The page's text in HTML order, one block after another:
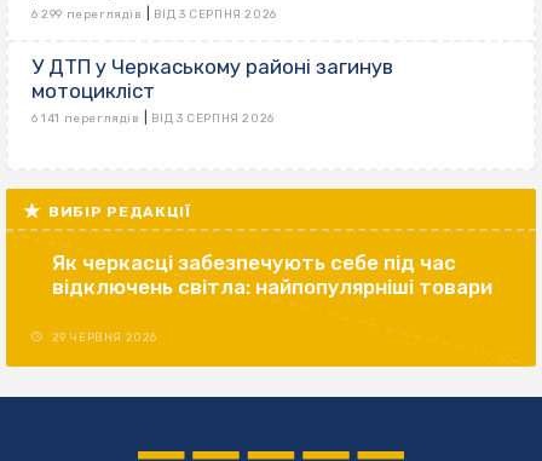
6 299 переглядів ВІД 3 СЕРПНЯ 2026
У ДТП у Черкаському районі загинув
мотоцикліст
6 141 переглядів ВІД 3 СЕРПНЯ 2026
ВИБІР РЕДАКЦІЇ
Як черкасці забезпечують себе під час
відключень світла: найпопулярніші товари
29 ЧЕРВНЯ 2026